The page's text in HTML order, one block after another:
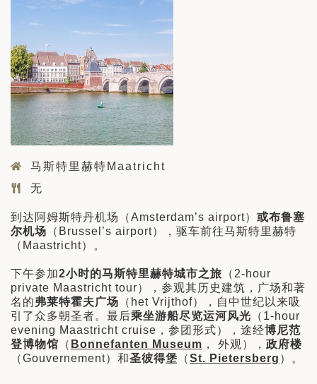
马斯特里赫特Maatricht
无
到达阿姆斯特丹机场（Amsterdam’s airport） 或布鲁塞
尔机场 （Brussel’s airport），驱车前往马斯特里赫特
（Maastricht）。
下午参加2小时的马斯特里赫特城市之旅 （2-hour
private Maastricht tour），参观其历史建筑，广场和著
名的弗莱特霍夫广场 （het Vrijthof），自中世纪以来吸
引了众多朝圣者。最后乘坐游船尽览运河风光 （1-hour
evening Maastricht cruise，参团形式），途经博尼范
登博物馆 （ Bonnefanten Museum ， 外观）， 政府楼
（Gouvernement）和圣彼得堡 （St. Pietersberg ）。